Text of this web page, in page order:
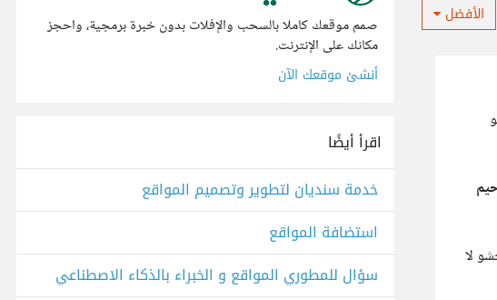
الأفضل
لا
صمم موقعك كاملا بالسحب والإفلات بدون خبرة برمجية، واحجز
مكانك على الإنترنت.
أنشئ موقعك الآن
اقرأ أيضًا
خدمة سنديان لتطوير وتصميم المواقع
استضافة المواقع
سؤال للمطوري المواقع و الخبراء بالذكاء الاصطناعي